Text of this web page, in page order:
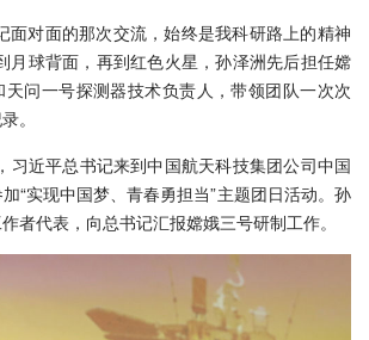
面对面的那次交流，始终是我科研路上的精神
月球背面，再到红色火星，孙泽洲先后担任嫦
问一号探测器技术负责人，带领团队一次次
。
习近平总书记来到中国航天科技集团公司中国
“实现中国梦、青春勇担当”主题团日活动。孙
者代表，向总书记汇报嫦娥三号研制工作。